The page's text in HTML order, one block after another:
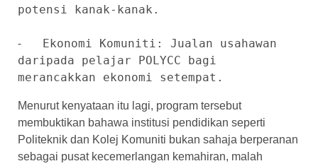
potensi kanak-kanak.
⁃   Ekonomi Komuniti: Jualan usahawan
daripada pelajar POLYCC bagi
merancakkan ekonomi setempat.
Menurut kenyataan itu lagi, program tersebut ​
membuktikan bahawa institusi pendidikan seperti
Politeknik dan Kolej Komuniti bukan sahaja berperanan
sebagai pusat kecemerlangan kemahiran, malah